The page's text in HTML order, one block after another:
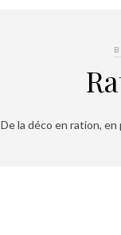
De la déco en ration,